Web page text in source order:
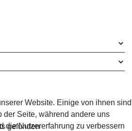
gefunden
Website. Einige von ihnen sind
der Seite, während andere uns
die Nutzererfahrung zu verbessern